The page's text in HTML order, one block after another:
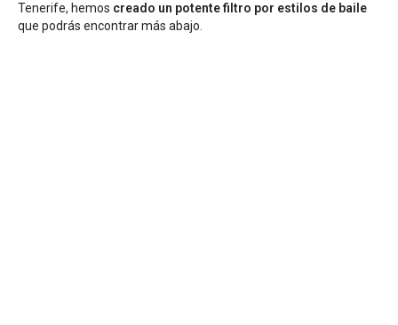
Tenerife, hemos creado un potente filtro por estilos de baile
que podrás encontrar más abajo.